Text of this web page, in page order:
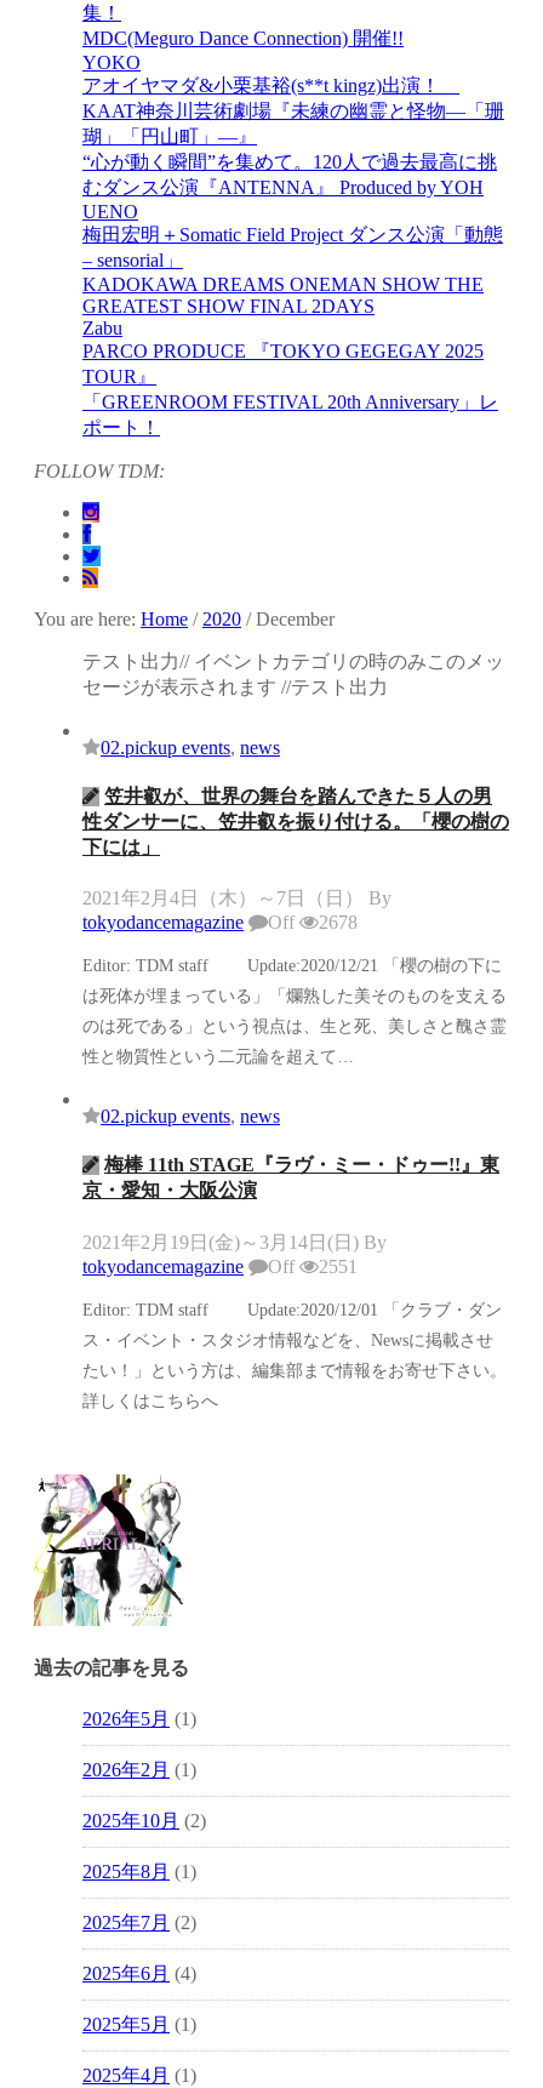
集！
MDC(Meguro Dance Connection) 開催!!
YOKO
アオイヤマダ&小栗基裕(s**t kingz)出演！
KAAT神奈川芸術劇場『未練の幽霊と怪物―「珊
瑚」「円山町」―』
“心が動く瞬間”を集めて。120人で過去最高に挑
むダンス公演『ANTENNA』 Produced by YOH
UENO
梅田宏明＋Somatic Field Project ダンス公演「動態
‒ sensorial」
KADOKAWA DREAMS ONEMAN SHOW THE
GREATEST SHOW FINAL 2DAYS
Zabu
PARCO PRODUCE 『TOKYO GEGEGAY 2025
TOUR』
「GREENROOM FESTIVAL 20th Anniversary」レ
ポート！
FOLLOW TDM:
You are here: Home / 2020 /December
テスト出力// イベントカテゴリの時のみこのメッ
セージが表示されます //テスト出力
02.pickup events, news
笠井叡が、世界の舞台を踏んできた５人の男
性ダンサーに、笠井叡を振り付ける。「櫻の樹の
下には」
2021年2月4日（木）～7日（日）
By
tokyodancemagazine
Off 2678
Editor: TDM staff Update:2020/12/21 「櫻の樹の下に
は死体が埋まっている」「爛熟した美そのものを支える
のは死である」という視点は、生と死、美しさと醜さ霊
性と物質性という二元論を超えて…
02.pickup events, news
梅棒 11th STAGE『ラヴ・ミー・ドゥー!!』東
京・愛知・大阪公演
2021年2月19日(金)～3月14日(日) By
tokyodancemagazine
Off 2551
Editor: TDM staff Update:2020/12/01 「クラブ・ダン
ス・イベント・スタジオ情報などを、Newsに掲載させ
たい！」という方は、編集部まで情報をお寄せ下さい。
詳しくはこちらへ
過去の記事を見る
2026年5月 (1)
2026年2月 (1)
2025年10月 (2)
2025年8月 (1)
2025年7月 (2)
2025年6月 (4)
2025年5月 (1)
2025年4月 (1)